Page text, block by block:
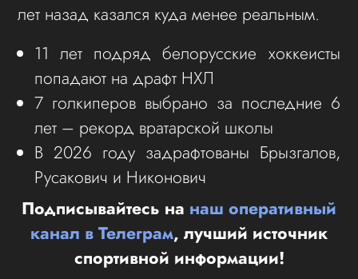
лет назад казался куда менее реальным.
11 лет подряд белорусские хоккеисты
попадают на драфт НХЛ
7 голкиперов выбрано за последние 6
лет – рекорд вратарской школы
В 2026 году задрафтованы Брызгалов,
Русакович и Никонович
Подписывайтесь на наш оперативный
канал в Телеграм, лучший источник
спортивной информации!